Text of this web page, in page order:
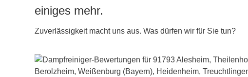
einiges mehr.
Zuverlässigkeit macht uns aus. Was dürfen wir für Sie tun?